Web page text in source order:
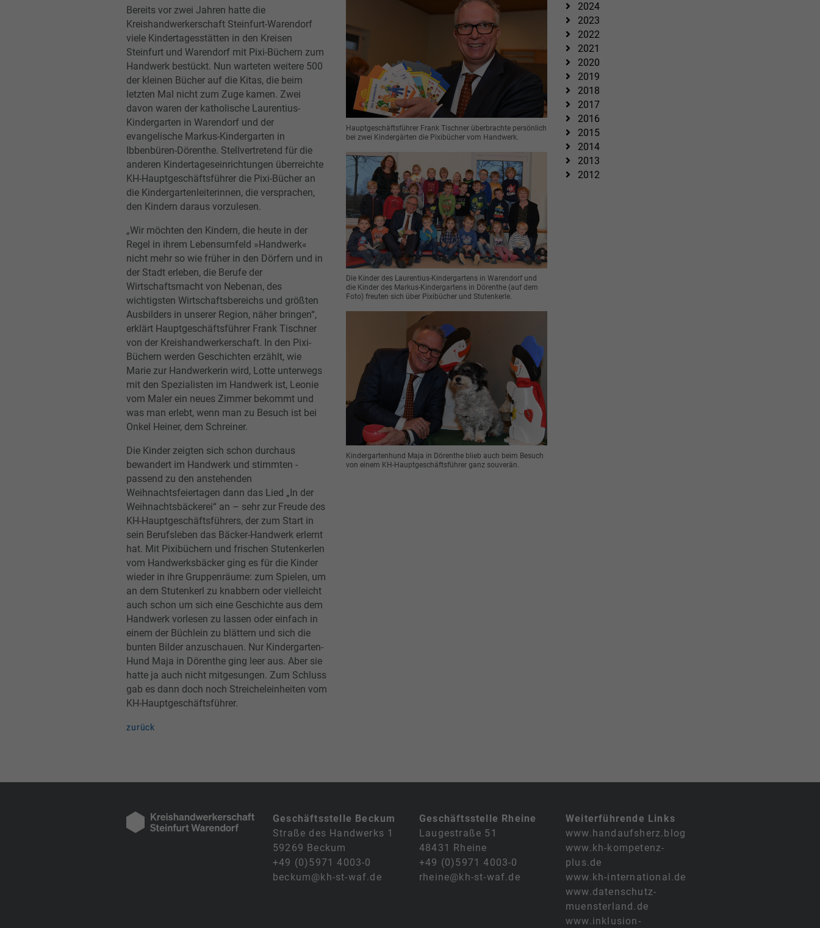
Bereits vor zwei Jahren hatte die
Kreishandwerkerschaft Steinfurt-Warendorf
viele Kindertagesstätten in den Kreisen
Steinfurt und Warendorf mit Pixi-Büchern zum
Handwerk bestückt. Nun warteten weitere 500
der kleinen Bücher auf die Kitas, die beim
letzten Mal nicht zum Zuge kamen. Zwei
davon waren der katholische Laurentius-
Kindergarten in Warendorf und der
evangelische Markus-Kindergarten in
Ibbenbüren-Dörenthe. Stellvertretend für die
anderen Kindertageseinrichtungen überreichte
KH-Hauptgeschäftsführer die Pixi-Bücher an
die Kindergartenleiterinnen, die versprachen,
den Kindern daraus vorzulesen.
„Wir möchten den Kindern, die heute in der
Regel in ihrem Lebensumfeld »Handwerk«
nicht mehr so wie früher in den Dörfern und in
der Stadt erleben, die Berufe der
Wirtschaftsmacht von Nebenan, des
wichtigsten Wirtschaftsbereichs und größten
Ausbilders in unserer Region, näher bringen“,
erklärt Hauptgeschäftsführer Frank Tischner
von der Kreishandwerkerschaft. In den Pixi-
Büchern werden Geschichten erzählt, wie
Marie zur Handwerkerin wird, Lotte unterwegs
mit den Spezialisten im Handwerk ist, Leonie
vom Maler ein neues Zimmer bekommt und
was man erlebt, wenn man zu Besuch ist bei
Onkel Heiner, dem Schreiner.
Die Kinder zeigten sich schon durchaus
bewandert im Handwerk und stimmten -
passend zu den anstehenden
Weihnachtsfeiertagen dann das Lied „In der
Weihnachtsbäckerei“ an – sehr zur Freude des
KH-Hauptgeschäftsführers, der zum Start in
sein Berufsleben das Bäcker-Handwerk erlernt
hat. Mit Pixibüchern und frischen Stutenkerlen
vom Handwerksbäcker ging es für die Kinder
wieder in ihre Gruppenräume: zum Spielen, um
an dem Stutenkerl zu knabbern oder vielleicht
auch schon um sich eine Geschichte aus dem
Handwerk vorlesen zu lassen oder einfach in
einem der Büchlein zu blättern und sich die
bunten Bilder anzuschauen. Nur Kindergarten-
Hund Maja in Dörenthe ging leer aus. Aber sie
hatte ja auch nicht mitgesungen. Zum Schluss
gab es dann doch noch Streicheleinheiten vom
KH-Hauptgeschäftsführer.
zurück
Hauptgeschäftsführer Frank Tischner überbrachte persönlich
bei zwei Kindergärten die Pixibücher vom Handwerk.
Die Kinder des Laurentius-Kindergartens in Warendorf und
die Kinder des Markus-Kindergartens in Dörenthe (auf dem
Foto) freuten sich über Pixibücher und Stutenkerle.
Kindergartenhund Maja in Dörenthe blieb auch beim Besuch
von einem KH-Hauptgeschäftsführer ganz souverän.
2024
2023
2022
2021
2020
2019
2018
2017
2016
2015
2014
2013
2012
Geschäftsstelle Beckum
Straße des Handwerks 1
59269 Beckum
+49 (0)5971 4003-0
beckum@kh-st-waf.de
Geschäftsstelle Rheine
Laugestraße 51
48431 Rheine
+49 (0)5971 4003-0
rheine@kh-st-waf.de
Weiterführende Links
www.handaufsherz.blog
www.kh-kompetenz-
plus.de
www.kh-international.de
www.datenschutz-
muensterland.de
www.inklusion-